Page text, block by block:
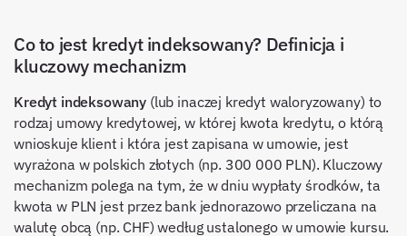
Co to jest kredyt indeksowany? Definicja i
kluczowy mechanizm
Kredyt indeksowany (lub inaczej kredyt waloryzowany) to
rodzaj umowy kredytowej, w której kwota kredytu, o którą
wnioskuje klient i która jest zapisana w umowie, jest
wyrażona w polskich złotych (np. 300 000 PLN). Kluczowy
mechanizm polega na tym, że w dniu wypłaty środków, ta
kwota w PLN jest przez bank jednorazowo przeliczana na
walutę obcą (np. CHF) według ustalonego w umowie kursu.